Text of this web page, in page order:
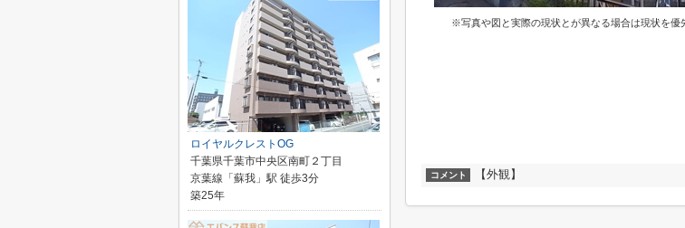
※写真や図と実際の現状とが異なる場合は現状を優
コメント 【外観】
ロイヤルクレストOG
千葉県千葉市中央区南町２丁目
京葉線「蘇我」駅 徒歩3分
築25年